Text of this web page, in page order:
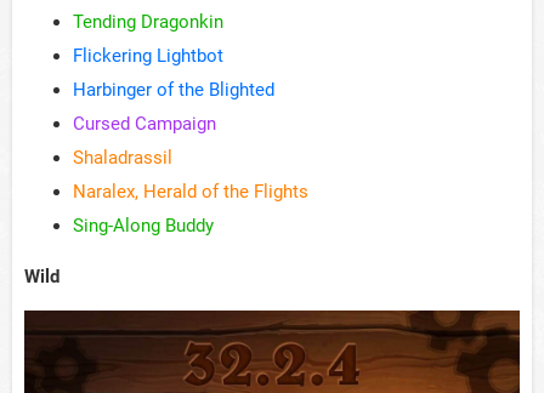
Tending Dragonkin
Flickering Lightbot
Harbinger of the Blighted
Cursed Campaign
Shaladrassil
Naralex, Herald of the Flights
Sing-Along Buddy
Wild